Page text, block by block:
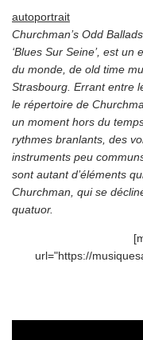
autoportrait
Churchman’s Odd
‘Blues Sur Seine’, est
du monde, de old time
Strasbourg. Errant entre
le répertoire de
un moment hors du
rythmes branlants, des
instruments peu
sont autant d’éléments
Churchman, qui se
quatuor.
url="https://